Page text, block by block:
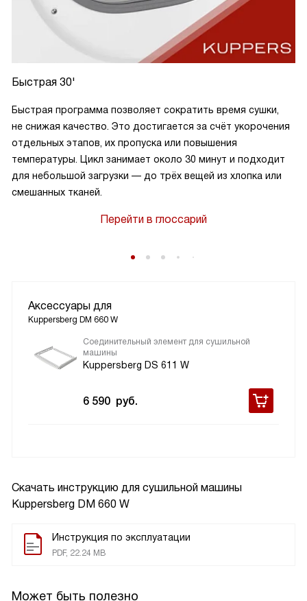
Скачать инструкцию для сушильной машины
Kuppersberg DM 660 W
Инструкция по эксплуатации
PDF, 22.24 MB
Может быть полезно
Быстрая 30'
Быстрая программа позволяет сократить время сушки,
не снижая качество. Это достигается за счёт укорочения
отдельных этапов, их пропуска или повышения
температуры. Цикл занимает около 30 минут и подходит
для небольшой загрузки — до трёх вещей из хлопка или
смешанных тканей.
Перейти в глоссарий
Аксессуары для
Kuppersberg DM 660 W
Соединительный элемент для сушильной
машины
Kuppersberg DS 611 W
6 590 руб.